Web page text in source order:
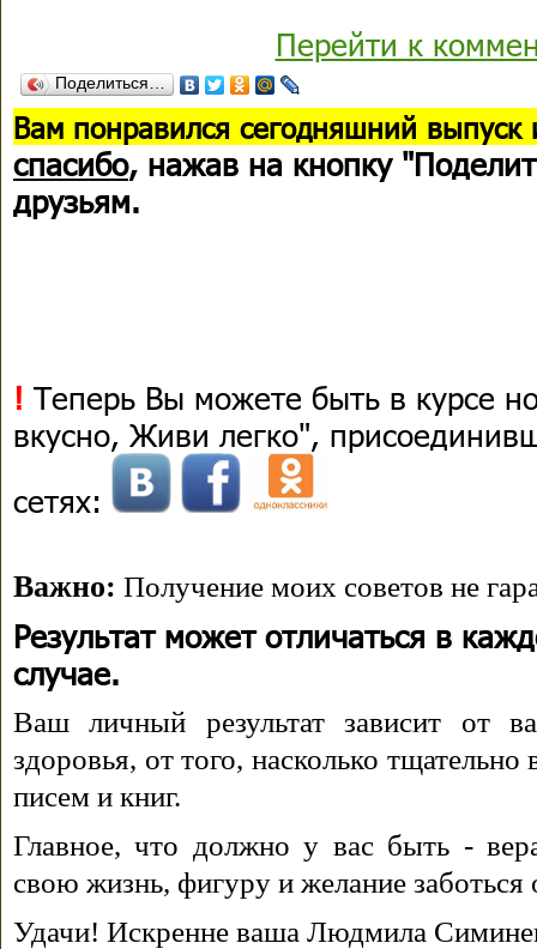
Перейти к
Поделиться…
Вам понравился сегодняшний выпуск
спасибо, нажав на кнопку
друзьям.
! Теперь Вы можете быть в курсе
вкусно, Живи легко",
сетях:
Важно: Получение моих советов не
Результат может отличаться в
случае.
Ваш личный результат зависит от
здоровья, от того, насколько
писем и книг.
Главное, что должно у вас быть -
свою жизнь, фигуру и желание заботься
Удачи! Искренне ваша Людмила